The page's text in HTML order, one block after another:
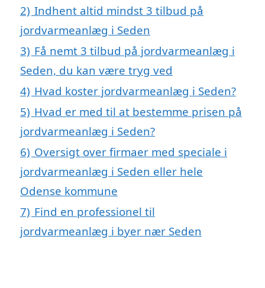
2) Indhent altid mindst 3 tilbud på
jordvarmeanlæg i Seden
3) Få nemt 3 tilbud på jordvarmeanlæg i
Seden, du kan være tryg ved
4) Hvad koster jordvarmeanlæg i Seden?
5) Hvad er med til at bestemme prisen på
jordvarmeanlæg i Seden?
6) Oversigt over firmaer med speciale i
jordvarmeanlæg i Seden eller hele
Odense kommune
7) Find en professionel til
jordvarmeanlæg i byer nær Seden